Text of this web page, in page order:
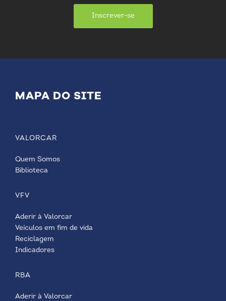
Inscrever-se
MAPA DO SITE
VALORCAR
Quem Somos
Biblioteca
VFV
Aderir à Valorcar
Veículos em fim de vida
Reciclagem
Indicadores
RBA
Aderir à Valorcar